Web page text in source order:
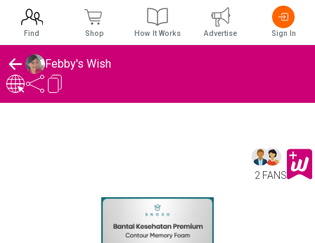
Febby's Wish
2 FANS
Find Shop How It Works Advertise Sign In